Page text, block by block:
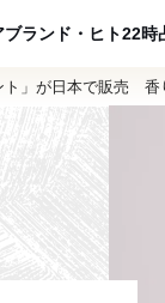
ブランド・ヒト22時
」が日本で販売 香